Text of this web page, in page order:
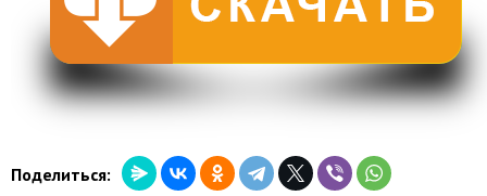
Поделиться: